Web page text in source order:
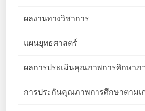
ผลงานทางวิชาการ
แผนยุทธศาสตร์
ผลการประเมินคุณภาพการศึกษาภ
การประกันคุณภาพการศึกษาตามเ